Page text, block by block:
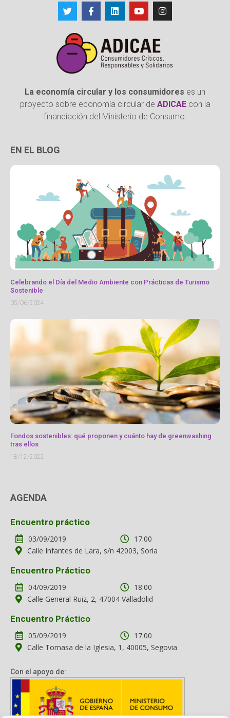
La economía circular y los consumidores es un
proyecto sobre economía circular de ADICAEcon la
financiación del Ministerio de Consumo.
EN EL BLOG
Celebrando el Día del Medio Ambiente con Prácticas de Turismo
Sostenible
05/06/2024
Fondos sostenibles: qué proponen y cuánto hay de greenwashing
tras ellos
18/12/2022
AGENDA
Encuentro práctico
03/09/2019
17:00
Calle Infantes de Lara, s/n 42003, Soria
Encuentro Práctico
04/09/2019
18:00
Calle General Ruiz, 2, 47004 Valladolid
Encuentro Práctico
05/09/2019
17:00
Calle Tomasa de la Iglesia, 1, 40005, Segovia
Con el apoyo de: